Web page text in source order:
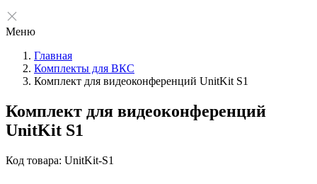
Меню
Главная
Комплекты для ВКС
Комплект для видеоконференций UnitKit S1
Комплект для видеоконференций
UnitKit S1
Код товара: UnitKit-S1